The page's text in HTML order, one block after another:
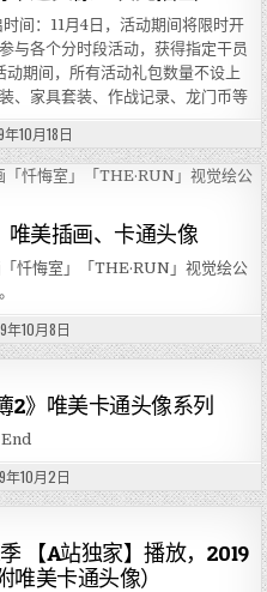
间：11月4日，活动期间将限时开
与各个分时段活动，获得指定干员
期间，所有活动礼包数量不设上
、家具套装、作战记录、龙门币等
年10月18日
唯美插画、卡通头像
忏悔室」「THE·RUN」视觉绘公
年10月8日
2》唯美卡通头像系列
年10月2日
【A站独家】播放，2019
唯美卡通头像）